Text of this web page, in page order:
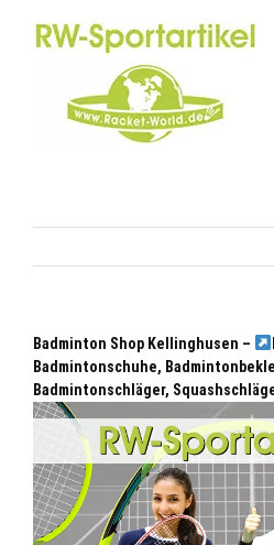
Badminton Shop Kellinghusen –
Badmintonschuhe,
Badmintonschläger,